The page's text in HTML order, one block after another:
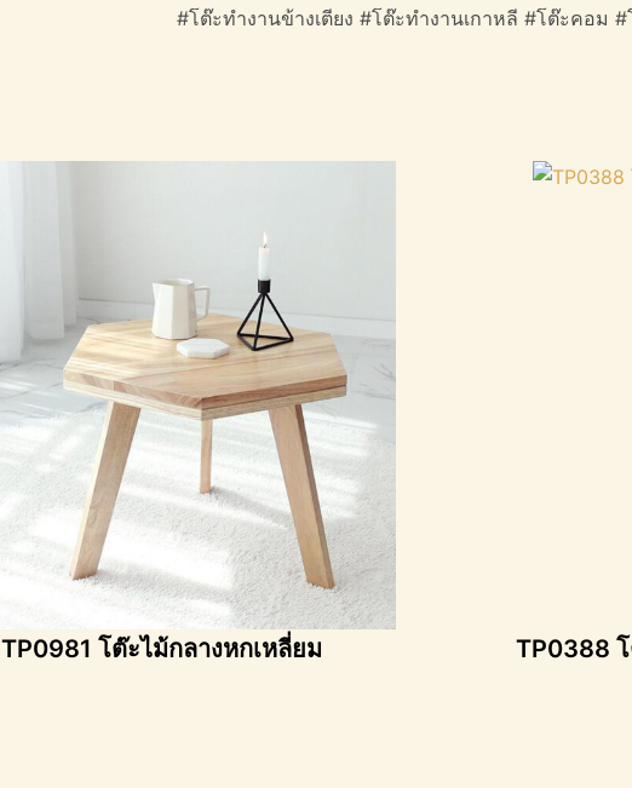
#โต๊ะทำงานข้างเตียง #โต๊ะทำงานเกาหลี #โต๊ะคอม
TP0981 โต๊ะไม้กลางหกเหลี่ยม TP0388